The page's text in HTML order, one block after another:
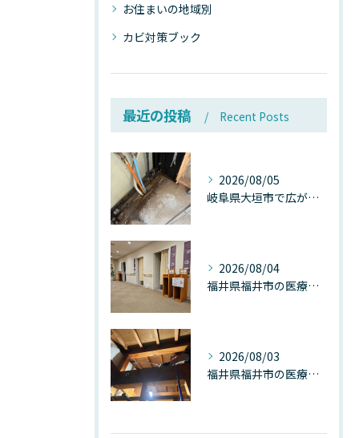
お住まいの地域別
カビ対策ブック
最近の投稿 Recent Posts
2026/08/05
岐阜県大垣市で広がる“深層カビ汚染”──なぜ除カビが必要なのか、建物内部で起きている見えない危機
2026/08/04
福井県福井市の医療施設で広がる“見えないカビ汚染”──なぜ除カビが必須なのか、その本質を徹底解説
2026/08/03
福井県福井市の医療施設で広がる“天井のカビ汚染”──患者空間を蝕む見えない危機とは